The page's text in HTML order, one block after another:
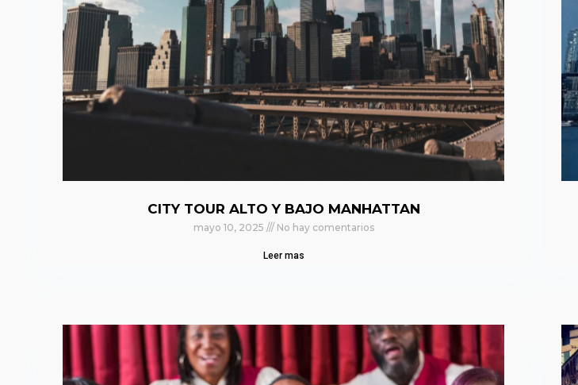
CITY TOUR ALTO Y BAJO MANHATTAN
mayo 10, 2025 No hay comentarios
Leer mas